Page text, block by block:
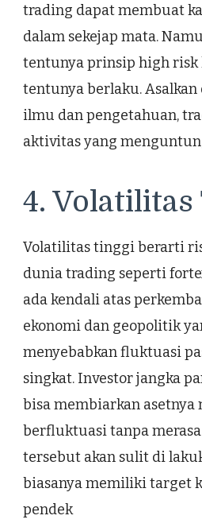
trading dapat membuat
dalam sekejap mata.
tentunya prinsip high
tentunya berlaku.
ilmu dan pengetahuan,
aktivitas yang
4. Volatilitas
Volatilitas tinggi berarti
dunia trading seperti
ada kendali atas
ekonomi dan geopolitik
menyebabkan fluktuasi
singkat. Investor jangka
bisa membiarkan asetnya
berfluktuasi tanpa
tersebut akan sulit di
biasanya memiliki target
pendek